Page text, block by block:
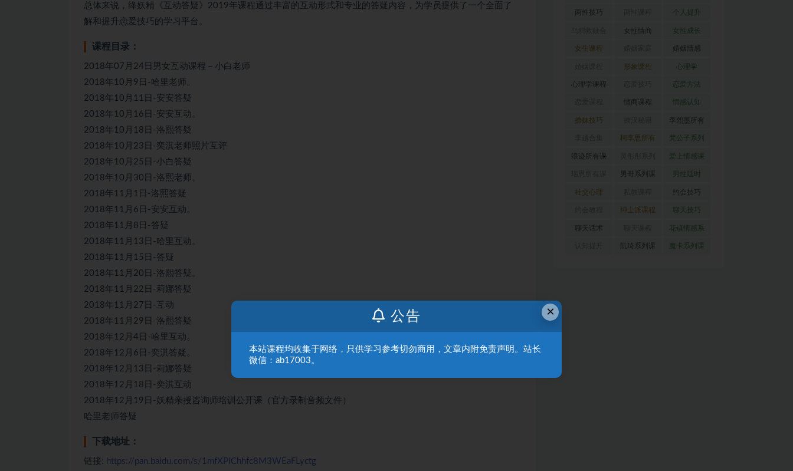
总体来说，绛妖精《互动答疑》2019年课程通过丰富的互动形式和专业的答疑内容，为学员提供了一个全面了
解和提升恋爱技巧的学习平台。
课程目录：
2018年07月24日男女互动课程－小白老师
2018年10月9日-哈里老师。
2018年10月11日-安安答疑
2018年10月16日-安安互动。
2018年10月18日-洛熙答疑
2018年10月23日-奕淇老师照片互评
2018年10月25日-小白答疑
2018年10月30日-洛熙老师。
2018年11月1日-洛熙答疑
2018年11月6日-安安互动。
2018年11月8日-答疑
2018年11月13日-哈里互动。
2018年11月15日-答疑
2018年11月20日-洛熙答疑。
2018年11月22日-莉娜答疑
2018年11月27日-互动
2018年11月29日-洛熙答疑
2018年12月4日-哈里互动。
2018年12月6日-奕淇答疑。
2018年12月13日-莉娜答疑
2018年12月18日-奕淇互动
2018年12月19日-妖精亲授咨询师培训公开课（官方录制音频文件）
哈里老师答疑
下载地址：
链接: https://pan.baidu.com/s/1mfXPIChhfc8M3WEaFLyctg
列(47) (316)
两性技巧
(194)
个人提升
(27)
集(42)
女性情商 女性成长
(39)
女生课程
(56)
婚姻情感
(30)
(54)
形象课程 心理学
(128)
心理学课程
(92)
恋爱方法
(88)
(54)
情商课程 情感认知
(22)
撩妹技巧
(31)
李熙墨所有
课程(24)
(23)
柯李思所有 梵公子系列
(31)
浪迹所有课
(26)
爱上情感课
程(34)
程(26)
男哥系列课 男性延时
(26)
社交心理
(80)
约会技巧
(41)
(51)
绅士派课程 聊天技巧
(155)
聊天话术
(171)
花镇情感系
列 (35)
阮琦系列课 魔卡系列课
×
公告
本站课程均收集于网络，只供学习参考切勿商用，文章内附免责声明。站长
微信：ab17003。